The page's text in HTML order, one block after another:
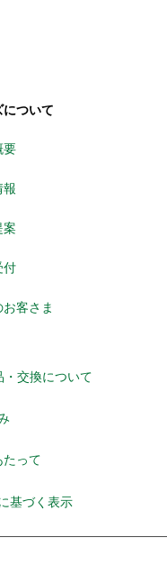
ついて
要
付
客さま
・交換について
って
基づく表示